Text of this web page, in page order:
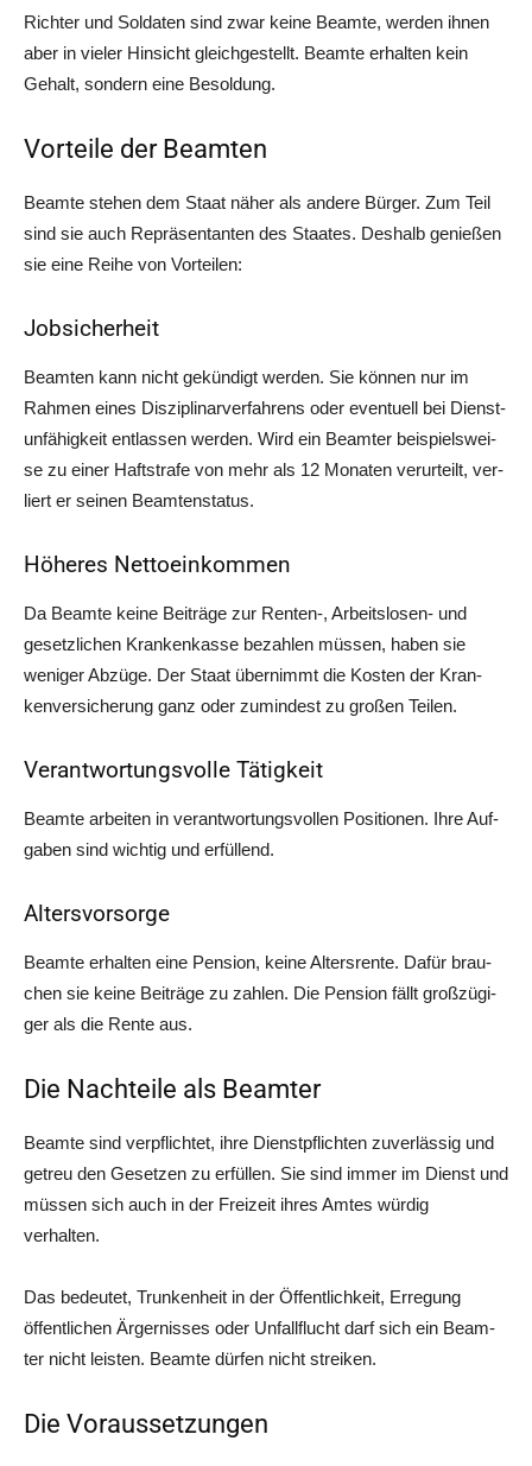
Rich­ter und Sol­da­ten sind zwar kei­ne Beam­te, wer­den ihnen
aber in vie­ler Hin­sicht gleich­ge­stellt. Beam­te erhal­ten kein
Gehalt, son­dern eine Besoldung.
Vorteile der Beamten
Beam­te ste­hen dem Staat näher als ande­re Bür­ger. Zum Teil
sind sie auch Reprä­sen­tan­ten des Staa­tes. Des­halb genie­ßen
sie eine Rei­he von Vorteilen:
Jobsicherheit
Beam­ten kann nicht gekün­digt wer­den. Sie kön­nen nur im
Rah­men eines Dis­zi­pli­nar­ver­fah­rens oder even­tu­ell bei Dienst­
un­fä­hig­keit ent­las­sen wer­den. Wird ein Beam­ter bei­spiels­wei­
se zu einer Haft­stra­fe von mehr als 12 Mona­ten ver­ur­teilt, ver­
liert er sei­nen Beamtenstatus.
Höheres Nettoeinkommen
Da Beam­te kei­ne Bei­trä­ge zur Renten‑, Arbeits­lo­sen- und
gesetz­li­chen Kran­ken­kas­se bezah­len müs­sen, haben sie
weni­ger Abzü­ge. Der Staat über­nimmt die Kos­ten der Kran­
ken­ver­si­che­rung ganz oder zumin­dest zu gro­ßen Teilen.
Verantwortungsvolle Tätigkeit
Beam­te arbei­ten in ver­ant­wor­tungs­vol­len Posi­tio­nen. Ihre Auf­
ga­ben sind wich­tig und erfüllend.
Altersvorsorge
Beam­te erhal­ten eine Pen­si­on, kei­ne Alters­ren­te. Dafür brau­
chen sie kei­ne Bei­trä­ge zu zah­len. Die Pen­si­on fällt groß­zü­gi­
ger als die Ren­te aus.
Die Nachteile als Beamter
Beam­te sind ver­pflich­tet, ihre Dienst­pflich­ten zuver­läs­sig und
getreu den Geset­zen zu erfül­len. Sie sind immer im Dienst und
müs­sen sich auch in der Frei­zeit ihres Amtes wür­dig
verhalten.
Das bedeu­tet, Trun­ken­heit in der Öffent­lich­keit, Erre­gung
öffent­li­chen Ärger­nis­ses oder Unfall­flucht darf sich ein Beam­
ter nicht leis­ten. Beam­te dür­fen nicht streiken.
Die Voraussetzungen